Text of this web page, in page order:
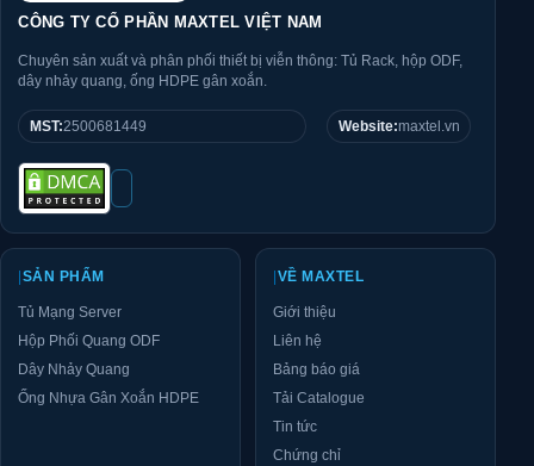
CÔNG TY CỔ PHẦN MAXTEL VIỆT NAM
Chuyên sản xuất và phân phối thiết bị viễn thông: Tủ Rack, hộp ODF,
dây nhảy quang, ống HDPE gân xoắn.
MST:2500681449 Website:maxtel.vn
SẢN PHẨM
Tủ Mạng Server
Hộp Phối Quang ODF
Dây Nhảy Quang
Ống Nhựa Gân Xoắn HDPE
VỀ MAXTEL
Giới thiệu
Liên hệ
Bảng báo giá
Tải Catalogue
Tin tức
Chứng chỉ